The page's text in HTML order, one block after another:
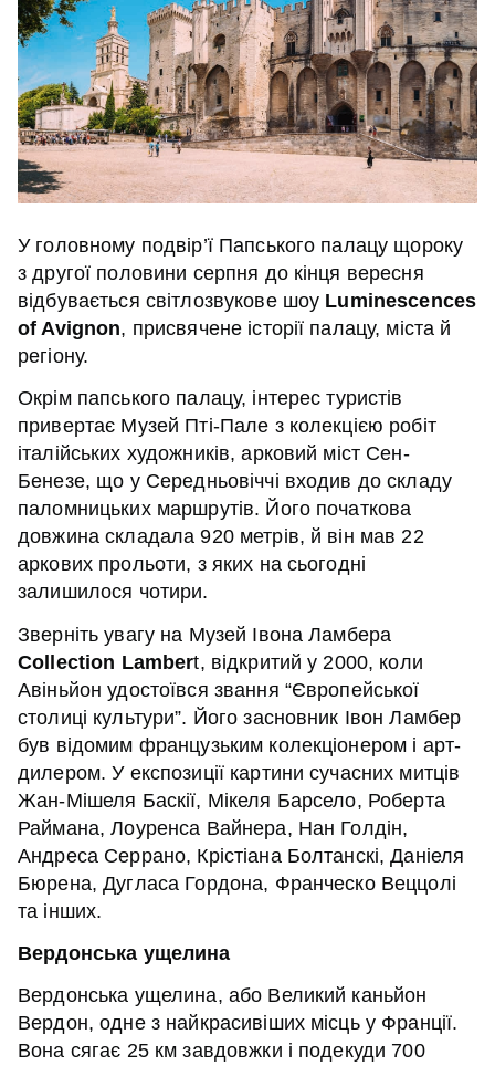
У головному подвір’ї Папського палацу щороку
з другої половини серпня до кінця вересня
відбувається світлозвукове шоу Luminescences
of Avignon, присвячене історії палацу, міста й
регіону.
Окрім папського палацу, інтерес туристів
привертає Музей Пті-Пале з колекцією робіт
італійських художників, арковий міст Сен-
Бенезе, що у Середньовіччі входив до складу
паломницьких маршрутів. Його початкова
довжина складала 920 метрів, й він мав 22
аркових прольоти, з яких на сьогодні
залишилося чотири.
Зверніть увагу на Музей Івона Ламбера
Collection Lambert, відкритий у 2000, коли
Авіньйон удостоївся звання “Європейської
столиці культури”. Його засновник Івон Ламбер
був відомим французьким колекціонером і арт-
дилером. У експозиції картини сучасних митців
Жан-Мішеля Баскії, Мікеля Барсело, Роберта
Раймана, Лоуренса Вайнера, Нан Голдін,
Андреса Серрано, Крістіана Болтанскі, Даніеля
Бюрена, Дугласа Гордона, Франческо Веццолі
та інших.
Вердонська ущелина
Вердонська ущелина, або Великий каньйон
Вердон, одне з найкрасивіших місць у Франції.
Вона сягає 25 км завдовжки і подекуди 700